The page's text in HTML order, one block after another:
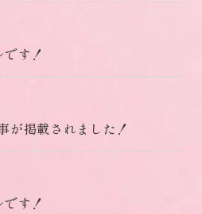
す！
が掲載されました！
す！